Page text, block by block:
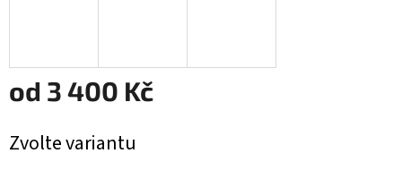
od 3 400 Kč
cena:
Zvolte variantu